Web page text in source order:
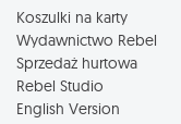
Koszulki na karty
Wydawnictwo Rebel
Sprzedaż hurtowa
Rebel Studio
English Version